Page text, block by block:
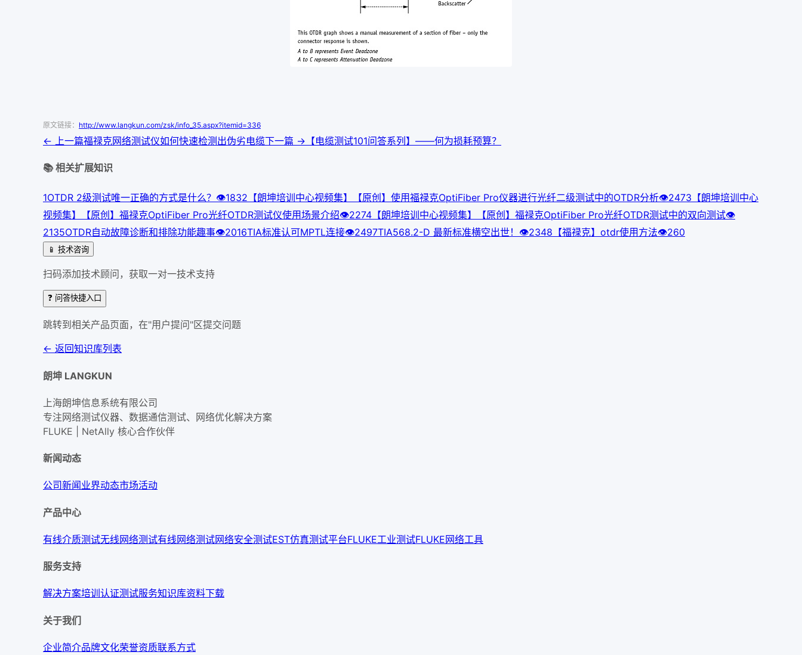
原文链接： http://www.langkun.com/zsk/info_35.aspx?itemid=336
← 上一篇福禄克网络测试仪如何快速检测出伪劣电缆下一篇 → 【电缆测试101问答系列】——何为损耗预算？
📚 相关扩展知识
1OTDR 2级测试唯一正确的方式是什么？ 👁1832 【朗坤培训中心视频集】【原创】使用福禄克OptiFiber Pro仪器进行光纤二级测试中的OTDR分析👁2473 【朗坤培训中心
视频集】【原创】福禄克OptiFiber Pro光纤OTDR测试仪使用场景介绍👁2274 【朗坤培训中心视频集】【原创】福禄克OptiFiber Pro光纤OTDR测试中的双向测试👁
2135OTDR自动故障诊断和排除功能趣事👁2016TIA标准认可MPTL连接👁2497TIA568.2-D 最新标准横空出世！ 👁2348 【福禄克】otdr使用方法👁260
📱 技术咨询
扫码添加技术顾问，获取一对一技术支持
❓ 问答快捷入口
跳转到相关产品页面，在"用户提问"区提交问题
← 返回知识库列表
朗坤 LANGKUN
上海朗坤信息系统有限公司
专注网络测试仪器、数据通信测试、网络优化解决方案
FLUKE | NetAlly 核心合作伙伴
新闻动态
公司新闻业界动态市场活动
产品中心
有线介质测试无线网络测试有线网络测试网络安全测试EST仿真测试平台FLUKE工业测试FLUKE网络工具
服务支持
解决方案培训认证测试服务知识库资料下载
关于我们
企业简介品牌文化荣誉资质联系方式